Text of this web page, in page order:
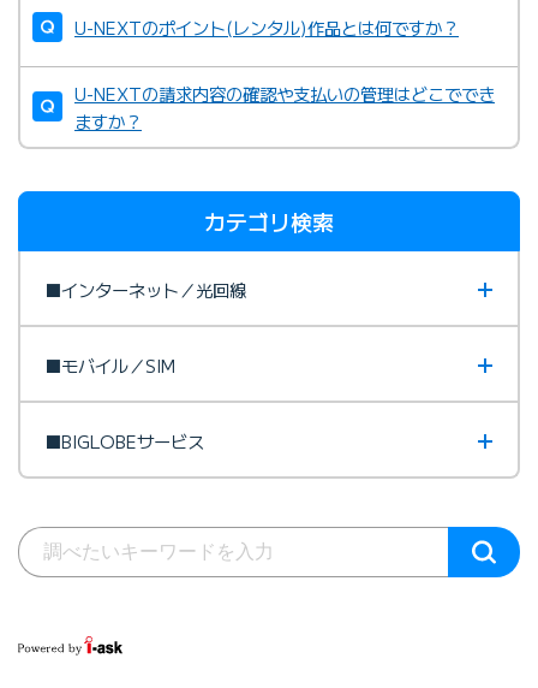
U-NEXTのポイント(レンタル)作品とは何ですか？
U-NEXTの請求内容の確認や支払いの管理はどこででき
ますか？
カテゴリ検索
■インターネット／光回線
■モバイル／SIM
■BIGLOBEサービス